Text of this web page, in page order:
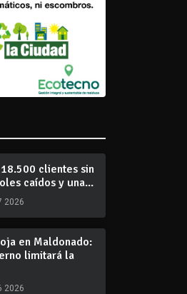
clientes sin
caídos y una...
2026
en Maldonado:
limitará la
2026